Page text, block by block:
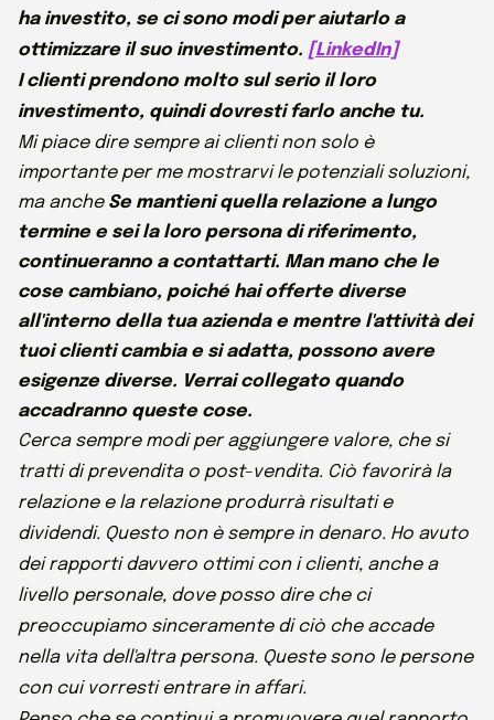
ha investito, se ci sono modi per aiutarlo a
ottimizzare il suo investimento. [LinkedIn]
I clienti prendono molto sul serio il loro
investimento, quindi dovresti farlo anche tu.
Mi piace dire sempre ai clienti non solo è
importante per me mostrarvi le potenziali soluzioni,
ma anche Se mantieni quella relazione a lungo
termine e sei la loro persona di riferimento,
continueranno a contattarti. Man mano che le
cose cambiano, poiché hai offerte diverse
all'interno della tua azienda e mentre l'attività dei
tuoi clienti cambia e si adatta, possono avere
esigenze diverse. Verrai collegato quando
accadranno queste cose.
Cerca sempre modi per aggiungere valore, che si
tratti di prevendita o post-vendita. Ciò favorirà la
relazione e la relazione produrrà risultati e
dividendi. Questo non è sempre in denaro. Ho avuto
dei rapporti davvero ottimi con i clienti, anche a
livello personale, dove posso dire che ci
preoccupiamo sinceramente di ciò che accade
nella vita dell'altra persona. Queste sono le persone
con cui vorresti entrare in affari.